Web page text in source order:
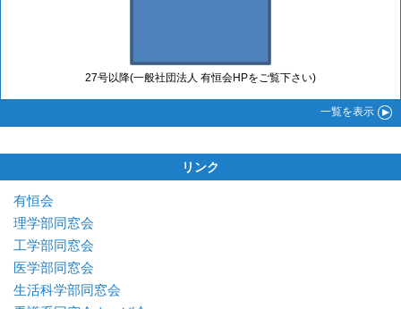
27号以降(一般社団法人 有恒会HPをご覧下さい)
一覧を表示
リンク
有恒会
理学部同窓会
工学部同窓会
医学部同窓会
生活科学部同窓会